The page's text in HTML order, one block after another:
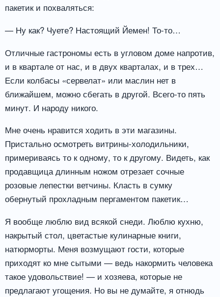
пакетик и похваляться:
— Ну как? Чуете? Настоящий Йемен! То-то…
Отличные гастрономы есть в угловом доме напротив,
и в квартале от нас, и в двух кварталах, и в трех…
Если колбасы «сервелат» или маслин нет в
ближайшем, можно сбегать в другой. Всего-то пять
минут. И народу никого.
Мне очень нравится ходить в эти магазины.
Пристально осмотреть витрины-холодильники,
примериваясь то к одному, то к другому. Видеть, как
продавщица длинным ножом отрезает сочные
розовые лепестки ветчины. Класть в сумку
обернутый прохладным пергаментом пакетик…
Я вообще люблю вид всякой снеди. Люблю кухню,
накрытый стол, цветастые кулинарные книги,
натюрморты. Меня возмущают гости, которые
приходят ко мне сытыми — ведь накормить человека
такое удовольствие! — и хозяева, которые не
предлагают угощения. Но вы не думайте, я отнюдь